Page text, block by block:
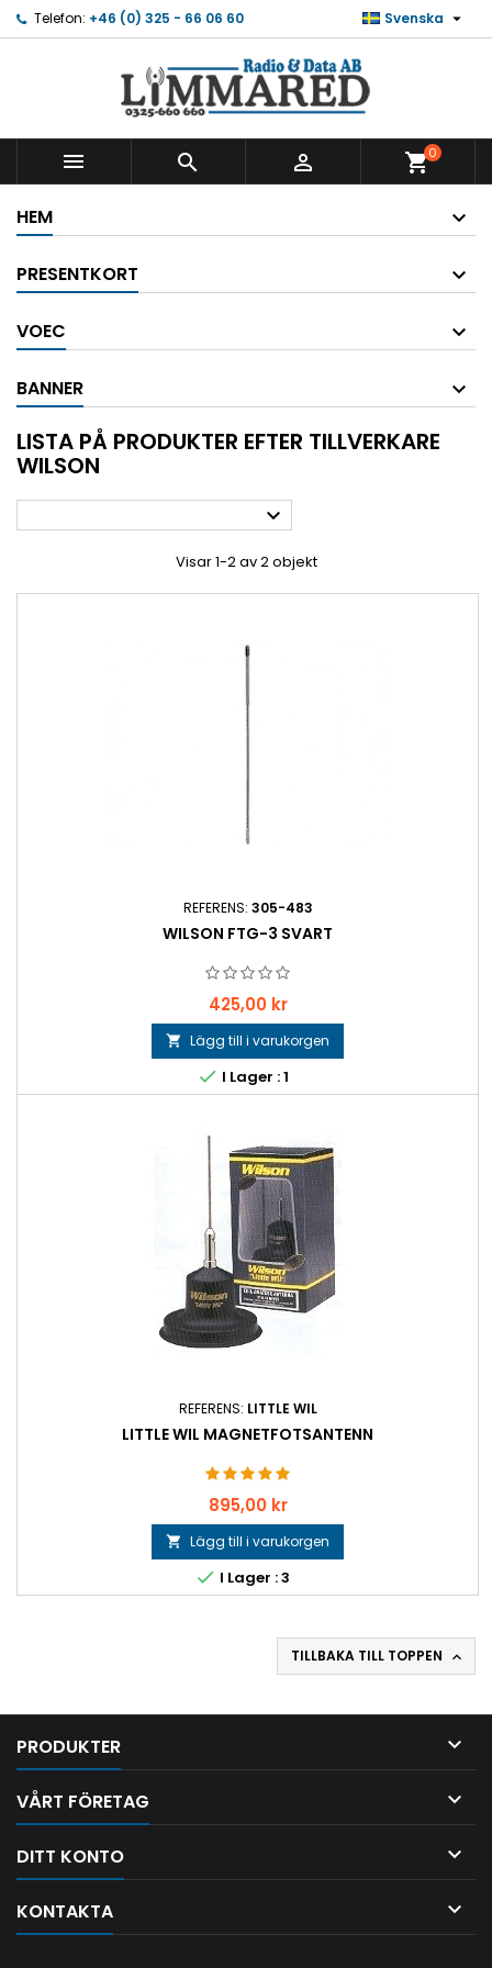
Telefon: +46 (0) 325 - 66 06 60 Svenska 
   shopping_cart0
HEM
PRESENTKORT
VOEC
BANNER
LISTA PÅ PRODUKTER EFTER TILLVERKARE
WILSON

Visar 1-2 av 2 objekt
REFERENS: 305-483
WILSON FTG-3 SVART
Pris
425,00 kr
 Lägg till i varukorgen
 I Lager : 1
REFERENS: LITTLE WIL
LITTLE WIL MAGNETFOTSANTENN
Pris
895,00 kr
 Lägg till i varukorgen
 I Lager : 3
TILLBAKA TILL TOPPEN 
PRODUKTER 
VÅRT FÖRETAG 
DITT KONTO 
KONTAKTA 